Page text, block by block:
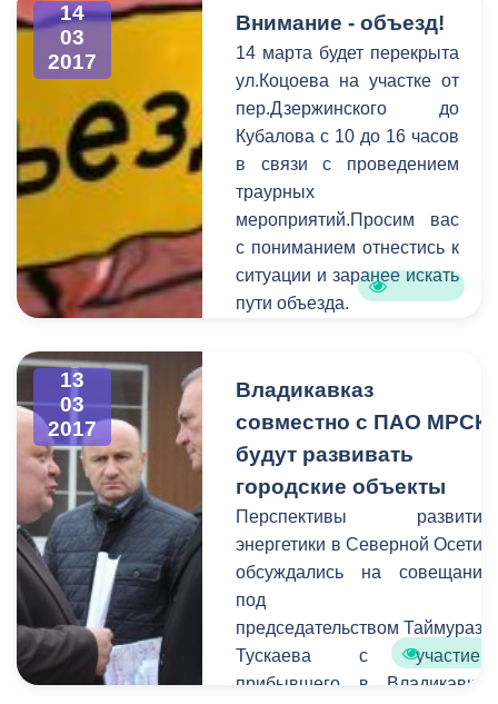
14
03
2017
Внимание - объезд!
14 марта будет перекрыта
ул.Коцоева на участке от
пер.Дзержинского до
Кубалова с 10 до 16 часов
в связи с проведением
траурных
мероприятий.Просим вас
с пониманием отнестись к
ситуации и заранее искать
пути объезда.
необходимо
своевременно сообщать
информацию о
планируемом перекрытии
в администрацию города.
Смысл этого оповещения
состоит в том, чтобы АМС
г. Владикавказ имела
возможность
предупредить остальных
граждан города о
13
03
2017
Владикавказ
совместно с ПАО МРСК
будут развивать
городские объекты
Перспективы развития
энергетики в Северной Осетии
обсуждались на совещании
под
председательством Таймураза
Тускаева с участием
прибывшего в Владикавказ